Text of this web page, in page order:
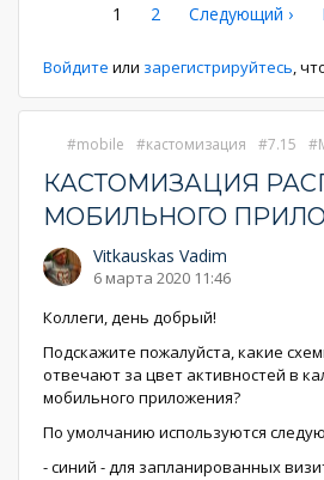
Нумерация
страниц
Текущая
1 Страница
2
Следующая
Следующий ›
Войдите или зарегистрируйтесь,
mobile кастомизация 7.15
КАСТОМИЗАЦИЯ
МОБИЛЬНОГО
Vitkauskas Vadim
6 марта 2020 11:46
Коллеги, день добрый!
Подскажите пожалуйста, какие
отвечают за цвет активностей в
мобильного приложения?
По умолчанию используются
- синий - для запланированных